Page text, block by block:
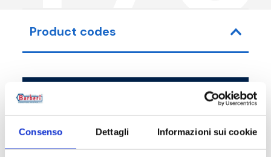
Consenso Dettagli Informazioni sui cookie
Product codes
Item code Size
Y70010000 G 3/8 M - G 3/8 F